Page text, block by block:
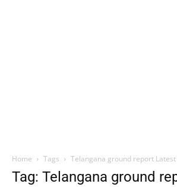
Home Tags Telangana ground report
Tag: Telangana ground